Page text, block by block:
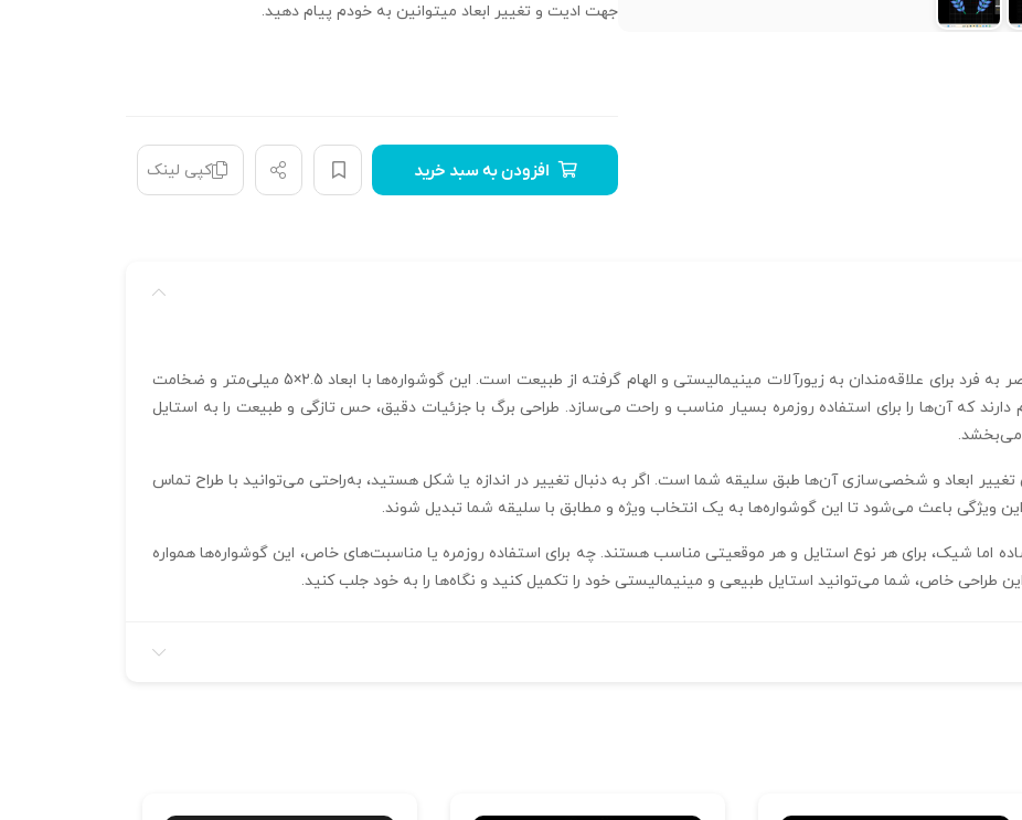
جهت ادیت و تغییر ابعاد میتوانین به خودم پیام دهید.
افزودن به سبد خرید کپی لینک
با طراحی ظریف و طبیعی، گزینه‌ای جذاب و منحصر به فرد برای علاقه‌مندان به زیورآلات مینیمالیستی و الهام گرفته از طبیعت است. این گوشواره‌ها با ابعاد 2.5×5 میلی‌متر و ضخامت
وزن سبک بین 2.760 تا 3.100 گرم دارند که آن‌ها را برای استفاده روزمره بسیار مناسب و راحت می‌سازد. طراحی برگ با جزئیات دقیق، حس تازگی و طبیعت را به استایل
می‌بخشد.
ابعاد و شخصی‌سازی آن‌ها طبق سلیقه شما است. اگر به دنبال تغییر در اندازه یا شکل هستید، به‌راحتی می‌توانید با طراح تماس
ویژگی باعث می‌شود تا این گوشواره‌ها به یک انتخاب ویژه و مطابق با سلیقه شما تبدیل شوند.
اما شیک، برای هر نوع استایل و هر موقعیتی مناسب هستند. چه برای استفاده روزمره یا مناسبت‌های خاص، این گوشواره‌ها همواره
طراحی خاص، شما می‌توانید استایل طبیعی و مینیمالیستی خود را تکمیل کنید و نگاه‌ها را به خود جلب کنید.